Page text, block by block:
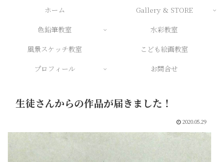
ホーム
Gallery & STORE
色鉛筆教室
水彩教室
風景スケッチ教室
こども絵画教室
プロフィール
お問合せ
生徒さんからの作品が届きました！
2020.05.29